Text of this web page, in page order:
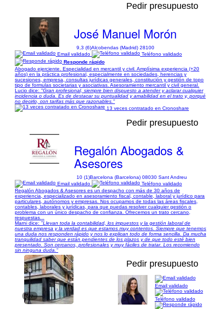
Pedir presupuesto
José Manuel Morón
9,3 (6)Alcobendas (Madrid) 28100
Email validado
Teléfono validado
Responde rápido
Abogado ejerciente. Especialidad en mercantil y civil. Amplísima experiencia (+20
años) en la práctica profesional, especialmente en sociedades, herencias y
sucesiones, empresa, consultas jurídicas generales, constitución y gestión de topo
tipo de formulas societarias y asociativas. Asesoramiento mercantil y civil general.
Lucio dice: "Gran profesional, siempre bien dispuesto a atender y aclarar cualquier
incidencia o duda. Es de destacar su puntualidad y amabilidad en el trato y, porqué
no decirlo, con tarifas más que razonables."
13 veces contratado en Cronoshare
Pedir presupuesto
Regalón Abogados &
Asesores
10 (1)Barcelona (Barcelona) 08030 Sant Andreu
Email validado
Teléfono validado
Regalón Abogados & Asesores es un despacho con más de 30 años de
experiencia, especializado en asesoramiento fiscal, contable, laboral y jurídico para
particulares, autónomos y empresas. Nos ocupamos de todas las áreas fiscales,
contables, laborales y jurídicas, para que puedas resolver cualquier gestión o
problema con un único despacho de confianza. Ofrecemos un trato cercano,
respuestas...
Marni dice: "Llevan toda la contabilidad, los impuestos y la gestión laboral de
nuestra empresa y la verdad es que estamos muy contentos. Siempre que tenemos
una duda nos responden rápido y nos lo explican todo de forma sencilla. Da mucha
tranquilidad saber que están pendientes de los plazos y de que todo esté bien
presentado. Son cercanos, profesionales y muy fáciles de tratar. Los recomiendo
sin ninguna duda."
1/7
Pedir presupuesto
Email validado
Teléfono validado